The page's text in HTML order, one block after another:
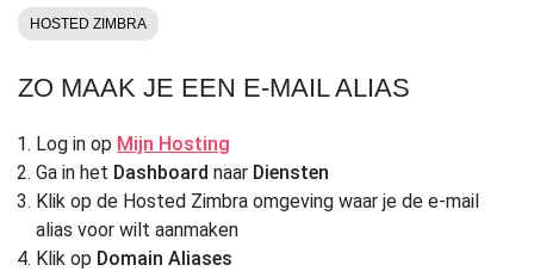
HOSTED ZIMBRA
ZO MAAK JE EEN E-MAIL ALIAS
Log in op Mijn Hosting
Ga in het Dashboard naar Diensten
Klik op de Hosted Zimbra omgeving waar je de e-mail
alias voor wilt aanmaken
Klik op Domain Aliases